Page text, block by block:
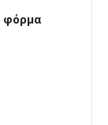
φόρμα